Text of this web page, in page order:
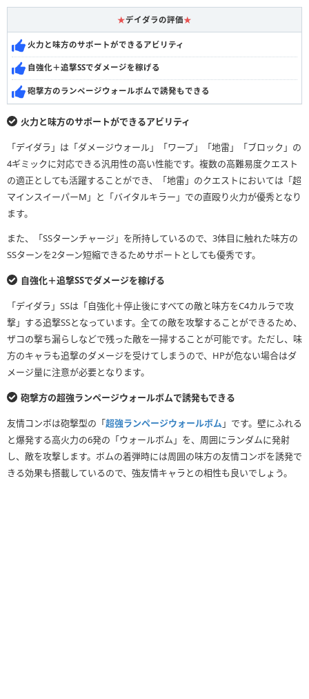
★デイダラの評価★
火力と味方のサポートができるアビリティ
自強化＋追撃SSでダメージを稼げる
砲撃方のランページウォールボムで誘発もできる
火力と味方のサポートができるアビリティ
「デイダラ」は「ダメージウォール」「ワープ」「地雷」「ブロック」の
4ギミックに対応できる汎用性の高い性能です。複数の高難易度クエスト
の適正としても活躍することができ、「地雷」のクエストにおいては「超
マインスイーパーM」と「バイタルキラー」での直殴り火力が優秀となり
ます。
また、「SSターンチャージ」を所持しているので、3体目に触れた味方の
SSターンを2ターン短縮できるためサポートとしても優秀です。
自強化＋追撃SSでダメージを稼げる
「デイダラ」SSは「自強化＋停止後にすべての敵と味方をC4カルラで攻
撃」する追撃SSとなっています。全ての敵を攻撃することができるため、
ザコの撃ち漏らしなどで残った敵を一掃することが可能です。ただし、味
方のキャラも追撃のダメージを受けてしまうので、HPが危ない場合はダ
メージ量に注意が必要となります。
砲撃方の超強ランページウォールボムで誘発もできる
友情コンボは砲撃型の「超強ランページウォールボム 」です。壁にふれる
と爆発する高火力の6発の「ウォールボム」を、周囲にランダムに発射
し、敵を攻撃します。ボムの着弾時には周囲の味方の友情コンボを誘発で
きる効果も搭載しているので、強友情キャラとの相性も良いでしょう。